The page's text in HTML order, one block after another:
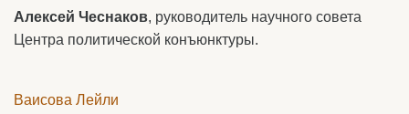
Алексей Чеснаков, руководитель научного совета
Центра политической конъюнктуры.
Ваисова Лейли